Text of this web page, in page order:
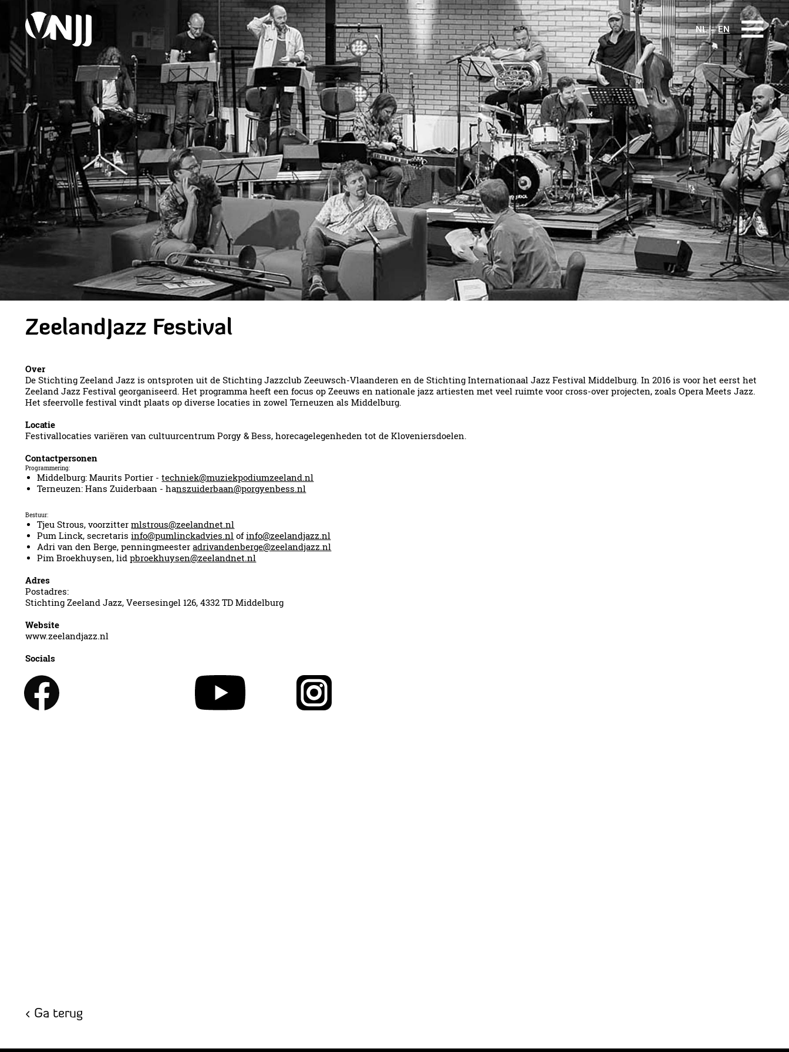
NL EN
ZeelandJazz Festival
Over
De Stichting Zeeland Jazz is ontsproten uit de Stichting Jazzclub Zeeuwsch-Vlaanderen en de Stichting Internationaal Jazz Festival Middelburg. In 2016 is voor het eerst het
Zeeland Jazz Festival georganiseerd. Het programma heeft een focus op Zeeuws en nationale jazz artiesten met veel ruimte voor cross-over projecten, zoals Opera Meets Jazz.
Het sfeervolle festival vindt plaats op diverse locaties in zowel Terneuzen als Middelburg.
Locatie
Festivallocaties variëren van cultuurcentrum Porgy & Bess, horecagelegenheden tot de Kloveniersdoelen.
Contactpersonen
Programmering:
Middelburg: Maurits Portier -techniek@muziekpodiumzeeland.nl
Terneuzen: Hans Zuiderbaan - hanszuiderbaan@porgyenbess.nl
Bestuur:
Tjeu Strous, voorzittermlstrous@zeelandnet.nl
Pum Linck, secretarisinfo@pumlinckadvies.nl ofinfo@zeelandjazz.nl
Adri van den Berge, penningmeesteradrivandenberge@zeelandjazz.nl
Pim Broekhuysen, lidpbroekhuysen@zeelandnet.nl
Adres
Postadres:
Stichting Zeeland Jazz, Veersesingel 126, 4332 TD Middelburg
Website
www.zeelandjazz.nl
Socials
Ga terug